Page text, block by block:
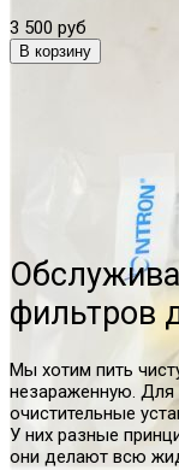
3 500 руб
фильтров
Мы хотим пить
незараженную. Для
очистительные
У них разные
они делают всю